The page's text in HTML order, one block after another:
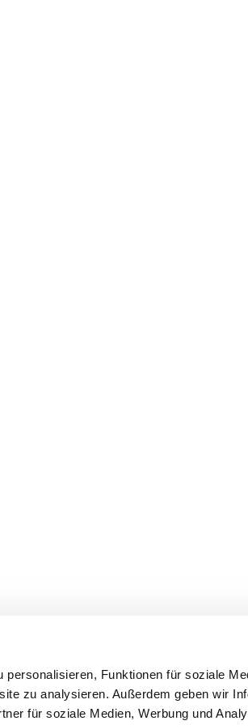
Funktionen für soziale
zu analysieren. Außerdem geben wir
für soziale Medien, Werbung und